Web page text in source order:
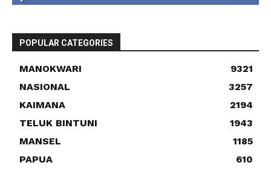
POPULAR CATEGORIES
MANOKWARI
9321
NASIONAL
3257
KAIMANA
2194
TELUK BINTUNI
1943
MANSEL
1185
PAPUA
610